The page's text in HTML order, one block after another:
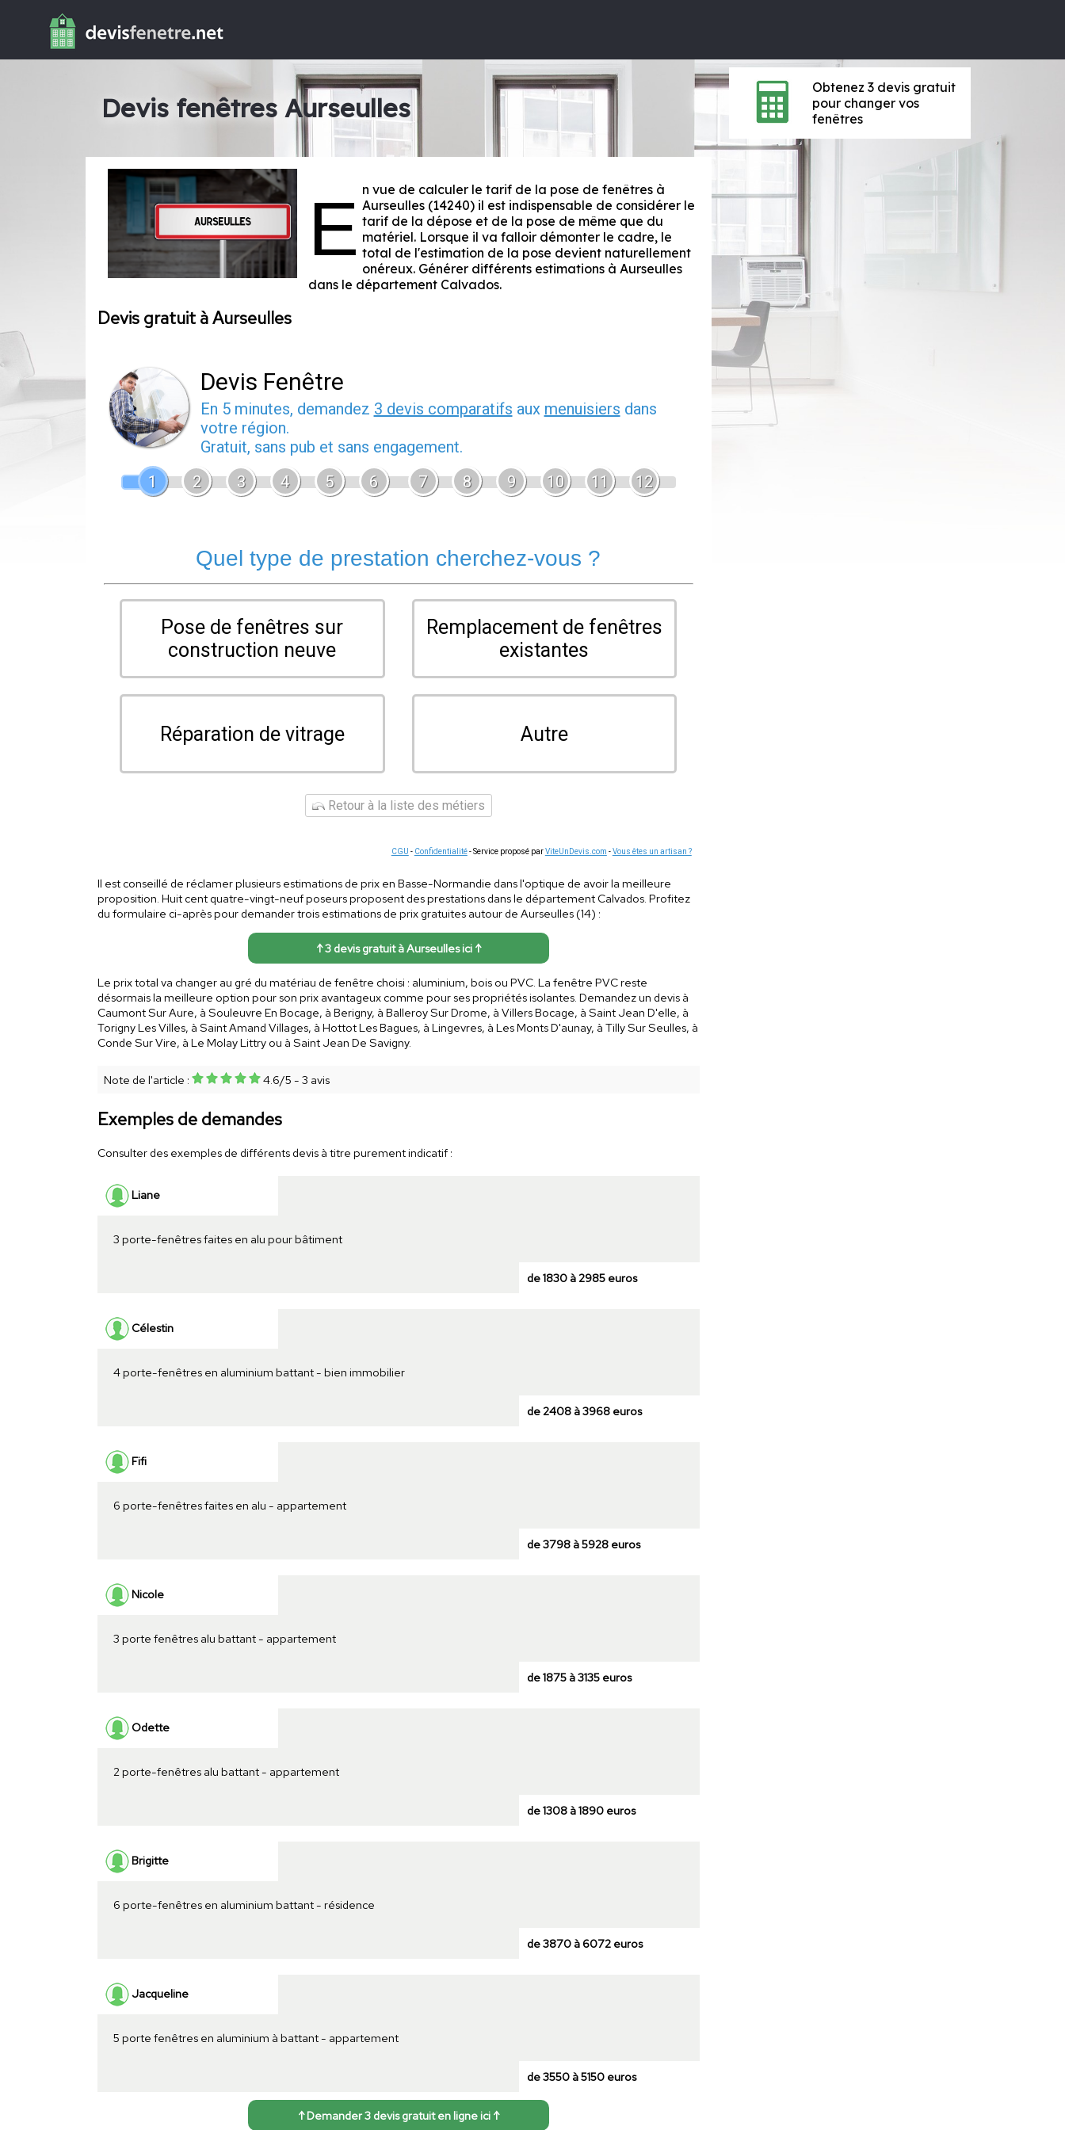
Devis fenêtres Aurseulles
E n vue de calculer le tarif de la pose de fenêtres à
Aurseulles (14240) il est indispensable de considérer le
tarif de la dépose et de la pose de même que du
matériel. Lorsque il va falloir démonter le cadre, le
total de l'estimation de la pose devient naturellement
onéreux. Générer différents estimations à Aurseulles
dans le département Calvados.
Devis gratuit à Aurseulles
Devis Fenêtre
En 5 minutes, demandez 3 devis comparatifs aux menuisiers dans
votre région.
Gratuit, sans pub et sans engagement.
1
2 3 4 5 6 7 8 9 10 11 12
Quel type de prestation cherchez-vous ?
Pose de fenêtres sur
construction neuve
Remplacement de fenêtres
existantes
Réparation de vitrage Autre
Retour à la liste des métiers
CGU - Confidentialité- Service proposé parViteUnDevis.com -Vous êtes un artisan ?
Il est conseillé de réclamer plusieurs estimations de prix en Basse-Normandie dans l'optique de avoir la meilleure
proposition. Huit cent quatre-vingt-neuf poseurs proposent des prestations dans le département Calvados. Profitez
du formulaire ci-après pour demander trois estimations de prix gratuites autour de Aurseulles (14) :
↑ 3 devis gratuit à Aurseulles ici ↑
Le prix total va changer au gré du matériau de fenêtre choisi : aluminium, bois ou PVC. La fenêtre PVC reste
désormais la meilleure option pour son prix avantageux comme pour ses propriétés isolantes. Demandez un devis à
Caumont Sur Aure, à Souleuvre En Bocage, à Berigny, à Balleroy Sur Drome, à Villers Bocage, à Saint Jean D'elle, à
Torigny Les Villes, à Saint Amand Villages, à Hottot Les Bagues, à Lingevres, à Les Monts D'aunay, à Tilly Sur Seulles, à
Conde Sur Vire, à Le Molay Littry ou à Saint Jean De Savigny.
Note de l'article : 4.6/5 - 3 avis
Exemples de demandes
Consulter des exemples de différents devis à titre purement indicatif :
Liane
3 porte-fenêtres faites en alu pour bâtiment
de 1830 à 2985 euros
Célestin
4 porte-fenêtres en aluminium battant - bien immobilier
de 2408 à 3968 euros
Fifi
6 porte-fenêtres faites en alu - appartement
de 3798 à 5928 euros
Nicole
3 porte fenêtres alu battant - appartement
de 1875 à 3135 euros
Odette
2 porte-fenêtres alu battant - appartement
de 1308 à 1890 euros
Brigitte
6 porte-fenêtres en aluminium battant - résidence
de 3870 à 6072 euros
Jacqueline
5 porte fenêtres en aluminium à battant - appartement
de 3550 à 5150 euros
↑ Demander 3 devis gratuit en ligne ici ↑
Obtenez 3 devis gratuit
pour changer vos
fenêtres